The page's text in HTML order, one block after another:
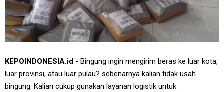
KEPOINDONESIA.id - Bingung ingin mengirim beras ke luar kota,
luar provinsi, atau luar pulau? sebenarnya kalian tidak usah
bingung. Kalian cukup gunakan layanan logistik untuk